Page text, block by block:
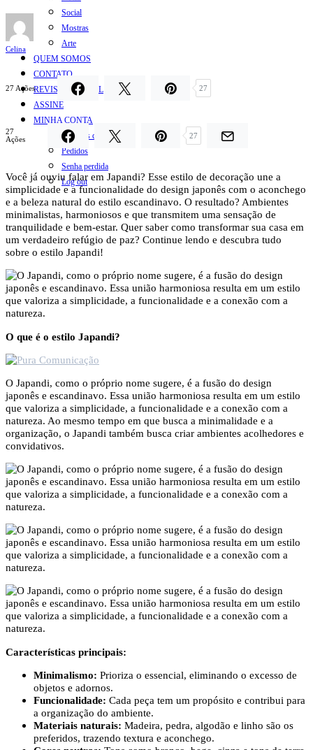
Social
Mostras
Arte
QUEM SOMOS
CONTATO
REVISTA DIGITAL
ASSINE
MINHA CONTA
Detalhes da conta
Pedidos
Senha perdida
Log out
Celina
27 Ações 27
27
Ações
27
Você já ouviu falar em Japandi? Esse estilo de decoração une a
simplicidade e a funcionalidade do design japonês com o aconchego
e a beleza natural do estilo escandinavo. O resultado? Ambientes
minimalistas, harmoniosos e que transmitem uma sensação de
tranquilidade e bem-estar. Quer saber como transformar sua casa em
um verdadeiro refúgio de paz? Continue lendo e descubra tudo
sobre o estilo Japandi!
O que é o estilo Japandi?
O Japandi, como o próprio nome sugere, é a fusão do design
japonês e escandinavo. Essa união harmoniosa resulta em um estilo
que valoriza a simplicidade, a funcionalidade e a conexão com a
natureza. Ao mesmo tempo em que busca a minimalidade e a
organização, o Japandi também busca criar ambientes acolhedores e
convidativos.
Características principais:
Minimalismo: Prioriza o essencial, eliminando o excesso de
objetos e adornos.
Funcionalidade: Cada peça tem um propósito e contribui para
a organização do ambiente.
Materiais naturais: Madeira, pedra, algodão e linho são os
preferidos, trazendo textura e aconchego.